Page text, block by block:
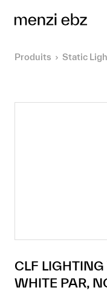
Aller au contenu
Produits Static
CLF
WHITE PAR,